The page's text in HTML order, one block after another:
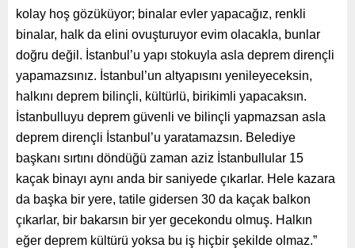
kolay hoş gözüküyor; binalar evler yapacağız, renkli
binalar, halk da elini ovuşturuyor evim olacakla, bunlar
doğru değil. İstanbul’u yapı stokuyla asla deprem dirençli
yapamazsınız. İstanbul’un altyapısını yenileyeceksin,
halkını deprem bilinçli, kültürlü, birikimli yapacaksın.
İstanbulluyu deprem güvenli ve bilinçli yapmazsan asla
deprem dirençli İstanbul’u yaratamazsın. Belediye
başkanı sırtını döndüğü zaman aziz İstanbullular 15
kaçak binayı aynı anda bir saniyede çıkarlar. Hele kazara
da başka bir yere, tatile gidersen 30 da kaçak balkon
çıkarlar, bir bakarsın bir yer gecekondu olmuş. Halkın
eğer deprem kültürü yoksa bu iş hiçbir şekilde olmaz.”